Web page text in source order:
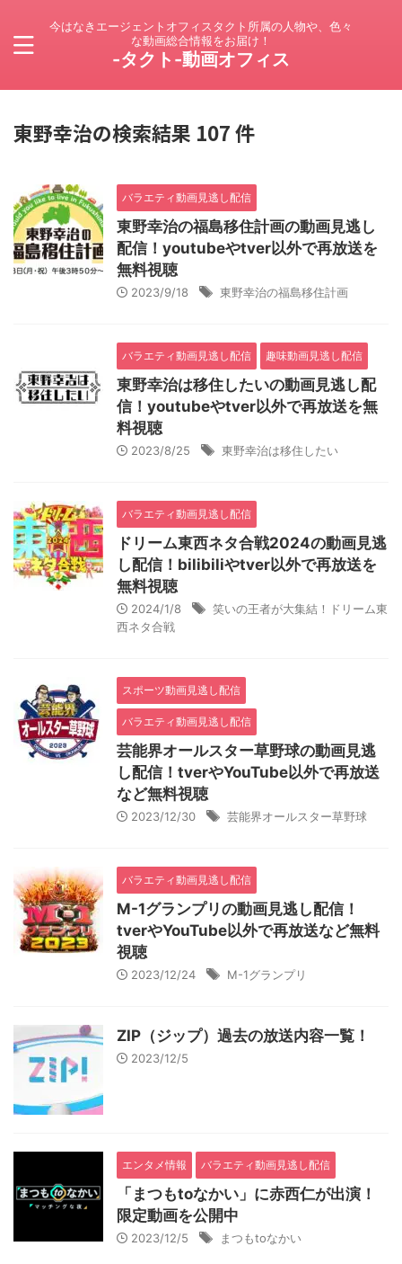
今はなきエージェントオフィスタクト所属の人物や、色々
な動画総合情報をお届け！
-タクト-動画オフィス
東野幸治の検索結果 107 件
バラエティ動画見逃し配信
東野幸治の福島移住計画の動画見逃し
配信！youtubeやtver以外で再放送を
無料視聴
2023/9/18 東野幸治の福島移住計画
バラエティ動画見逃し配信 趣味動画見逃し配信
東野幸治は移住したいの動画見逃し配
信！youtubeやtver以外で再放送を無
料視聴
2023/8/25 東野幸治は移住したい
バラエティ動画見逃し配信
ドリーム東西ネタ合戦2024の動画見逃
し配信！bilibiliやtver以外で再放送を
無料視聴
2024/1/8
笑いの王者が大集結！ドリーム東
西ネタ合戦
スポーツ動画見逃し配信
バラエティ動画見逃し配信
芸能界オールスター草野球の動画見逃
し配信！tverやYouTube以外で再放送
など無料視聴
2023/12/30 芸能界オールスター草野球
バラエティ動画見逃し配信
M-1グランプリの動画見逃し配信！
tverやYouTube以外で再放送など無料
視聴
2023/12/24 M-1グランプリ
ZIP（ジップ）過去の放送内容一覧！
2023/12/5
エンタメ情報 バラエティ動画見逃し配信
「まつもtoなかい」に赤西仁が出演！
限定動画を公開中
2023/12/5 まつもtoなかい